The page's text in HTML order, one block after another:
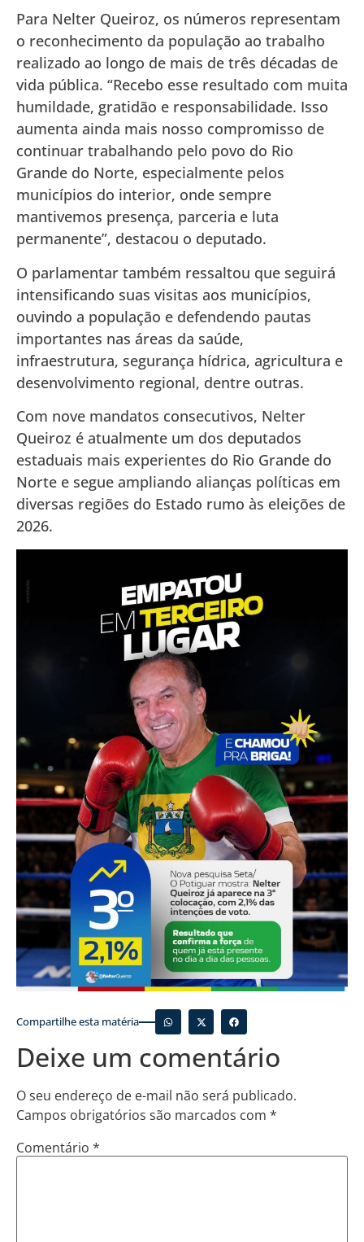
Para Nelter Queiroz, os números representam
o reconhecimento da população ao trabalho
realizado ao longo de mais de três décadas de
vida pública. “Recebo esse resultado com muita
humildade, gratidão e responsabilidade. Isso
aumenta ainda mais nosso compromisso de
continuar trabalhando pelo povo do Rio
Grande do Norte, especialmente pelos
municípios do interior, onde sempre
mantivemos presença, parceria e luta
permanente”, destacou o deputado.
O parlamentar também ressaltou que seguirá
intensificando suas visitas aos municípios,
ouvindo a população e defendendo pautas
importantes nas áreas da saúde,
infraestrutura, segurança hídrica, agricultura e
desenvolvimento regional, dentre outras.
Com nove mandatos consecutivos, Nelter
Queiroz é atualmente um dos deputados
estaduais mais experientes do Rio Grande do
Norte e segue ampliando alianças políticas em
diversas regiões do Estado rumo às eleições de
2026.
Compartilhe esta matéria
Deixe um comentário
O seu endereço de e-mail não será publicado.
Campos obrigatórios são marcados com *
Comentário *